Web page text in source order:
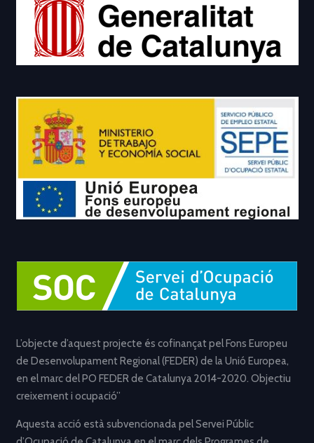
L’objecte d’aquest projecte és cofinançat pel Fons Europeu
de Desenvolupament Regional (FEDER) de la Unió Europea,
en el marc del PO FEDER de Catalunya 2014-2020. Objectiu
creixement i ocupació”
Aquesta acció està subvencionada pel Servei Públic